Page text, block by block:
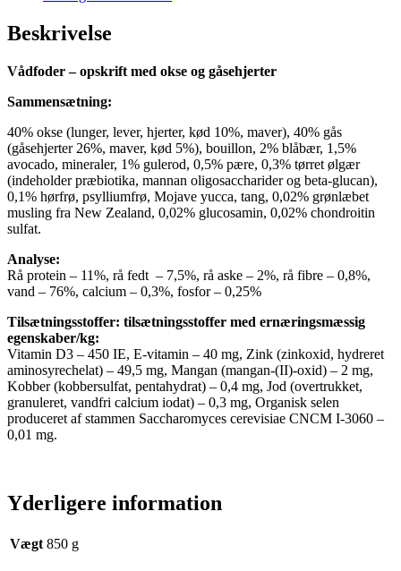
Beskrivelse
Vådfoder – opskrift med okse og gåsehjerter
Sammensætning:
40% okse (lunger, lever, hjerter, kød 10%, maver), 40% gås
(gåsehjerter 26%, maver, kød 5%), bouillon, 2% blåbær, 1,5%
avocado, mineraler, 1% gulerod, 0,5% pære, 0,3% tørret ølgær
(indeholder præbiotika, mannan oligosaccharider og beta-glucan),
0,1% hørfrø, psylliumfrø, Mojave yucca, tang, 0,02% grønlæbet
musling fra New Zealand, 0,02% glucosamin, 0,02% chondroitin
sulfat.
Analyse:
Rå protein – 11%, rå fedt – 7,5%, rå aske – 2%, rå fibre – 0,8%,
vand – 76%, calcium – 0,3%, fosfor – 0,25%
Tilsætningsstoffer: tilsætningsstoffer med ernæringsmæssig
egenskaber/kg:
Vitamin D3 – 450 IE, E-vitamin – 40 mg, Zink (zinkoxid, hydreret
aminosyrechelat) – 49,5 mg, Mangan (mangan-(II)-oxid) – 2 mg,
Kobber (kobbersulfat, pentahydrat) – 0,4 mg, Jod (overtrukket,
granuleret, vandfri calcium iodat) – 0,3 mg, Organisk selen
produceret af stammen Saccharomyces cerevisiae CNCM I-3060 –
0,01 mg.
Yderligere information
Vægt 850 g